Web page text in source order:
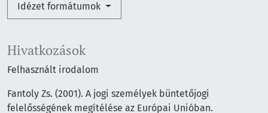
Idézet formátumok
Hivatkozások
Felhasznált irodalom
Fantoly Zs. (2001). A jogi személyek büntetőjogi
felelősségének megítélése az Európai Unióban.